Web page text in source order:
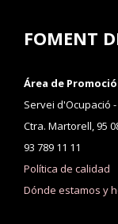
FOMENT
Área de
Servei d'Ocupació
Ctra. Martorell, 95
93 789 11 11
Política de calidad
Dónde estamos y